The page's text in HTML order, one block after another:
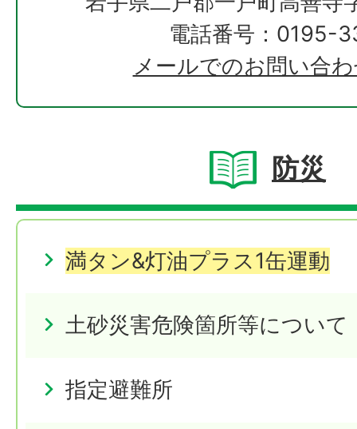
電話番号：0195-
メールでのお問い合
防災
満タン&灯油プラス1缶運動
土砂災害危険箇所等について
指定避難所